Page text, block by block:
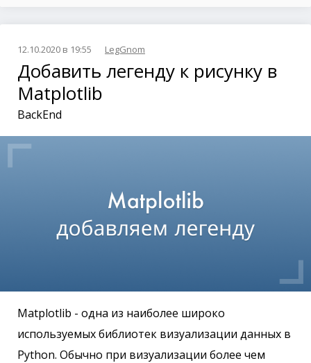
12.10.2020 в 19:55 LegGnom
Добавить легенду к рисунку в
Matplotlib
BackEnd
Matplotlib - одна из наиболее широко
используемых библиотек визуализации данных в
Python. Обычно при визуализации более чем